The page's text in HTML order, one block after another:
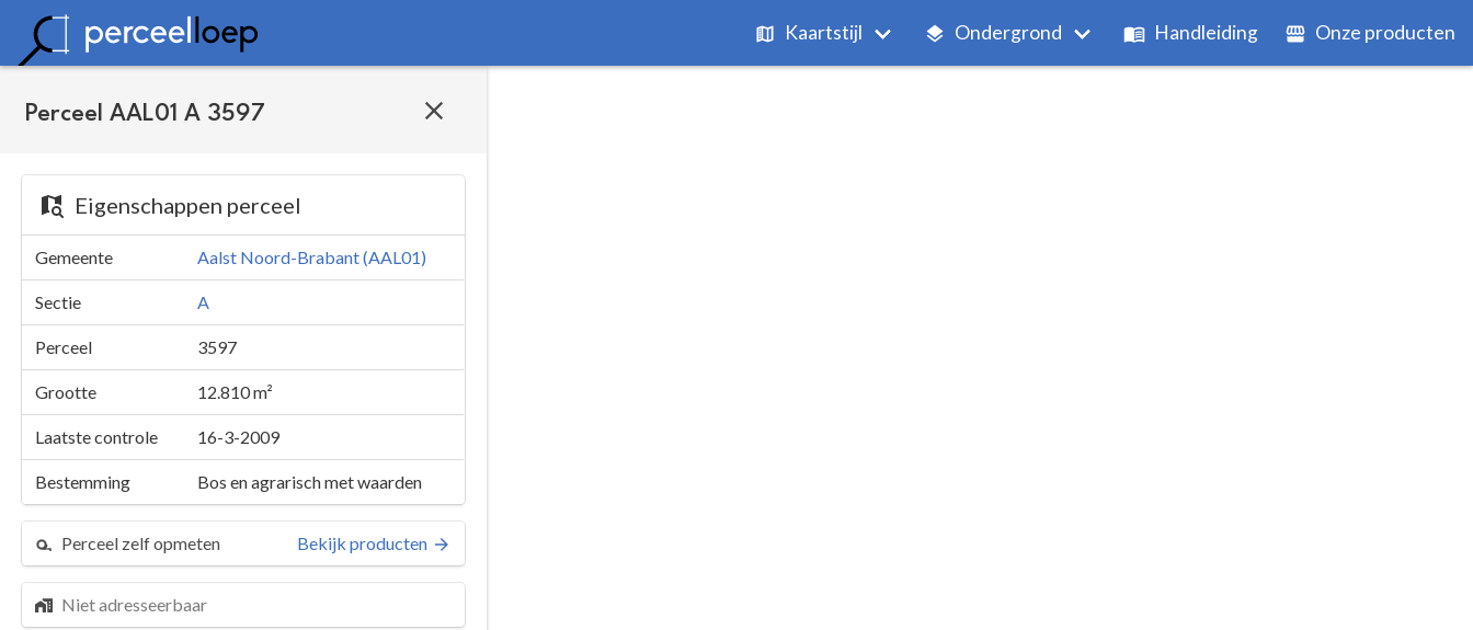
Kaartstijl Ondergrond Handleiding Onze producten
Perceel AAL01 A 3597
Eigenschappen perceel
Gemeente Aalst Noord-Brabant (AAL01)
Sectie A
Perceel 3597
Grootte 12.810 m²
Laatste controle 16-3-2009
Bestemming Bos en agrarisch met waarden
Perceel zelf opmeten Bekijk producten
Niet adresseerbaar